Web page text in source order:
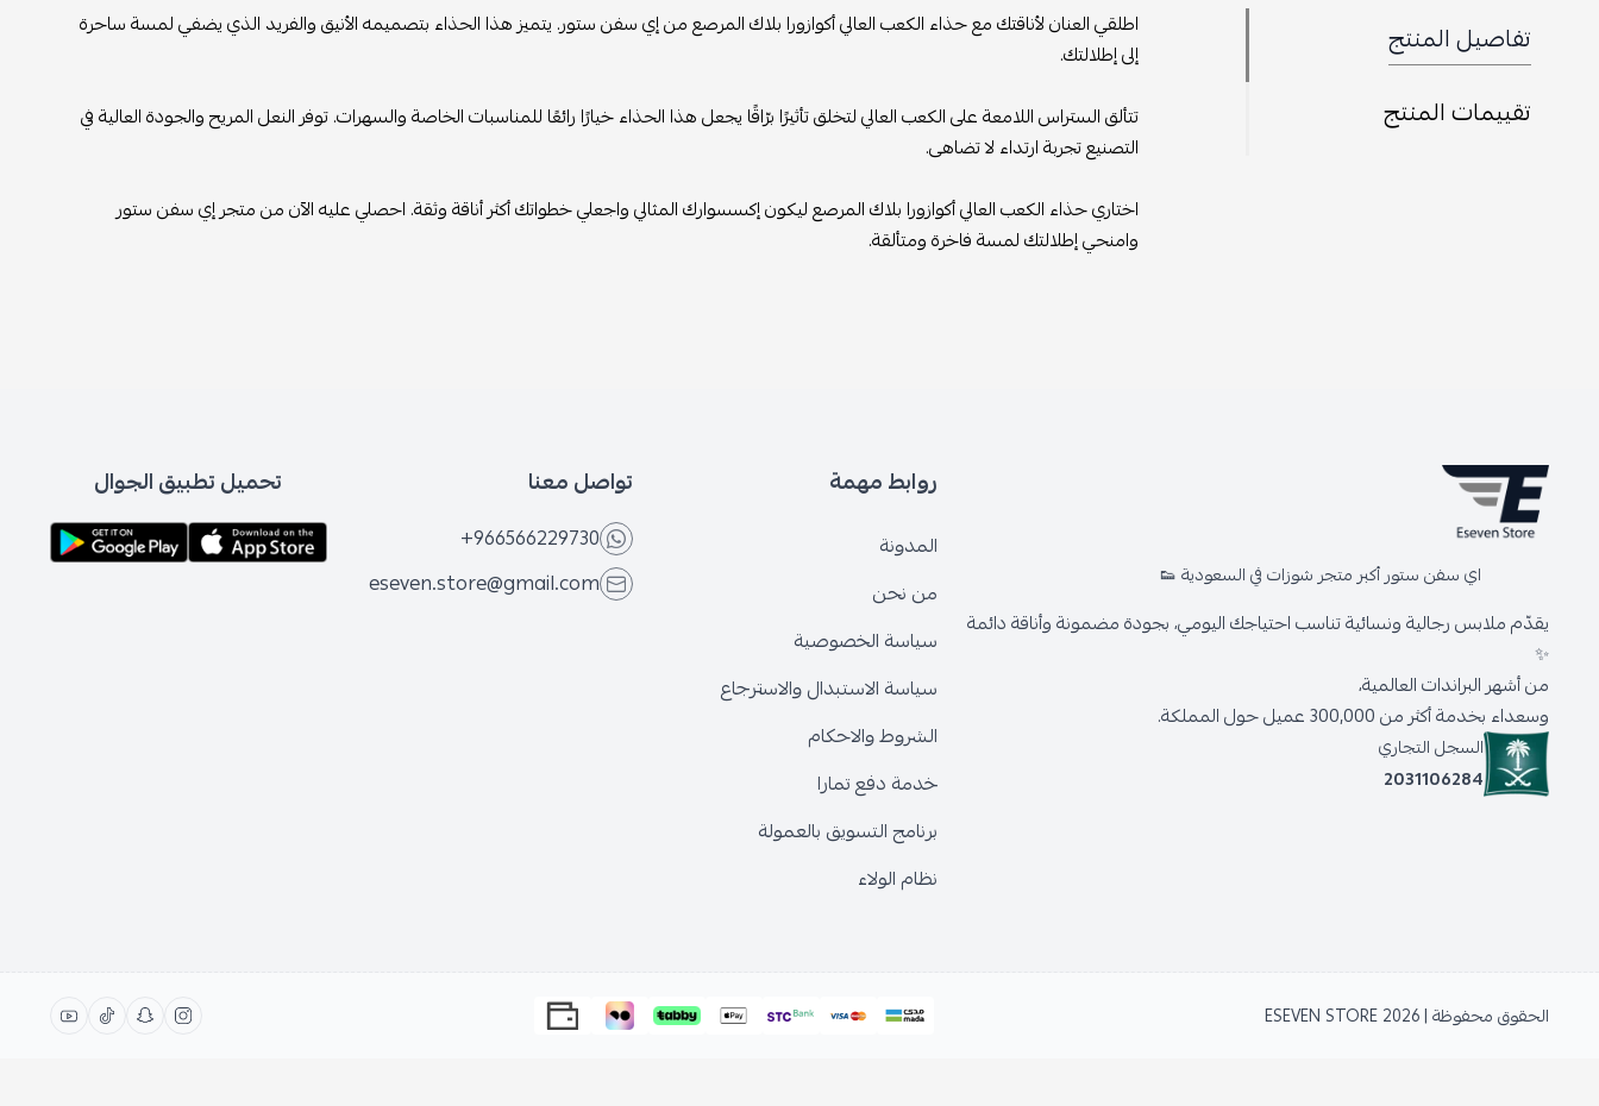
تفاصيل المنتج
تقييمات المنتج
اطلقي العنان لأناقتك مع حذاء الكعب العالي أكوازورا بلاك المرصع من إي سفن ستور. يتميز هذا الحذاء بتصميمه الأنيق والفريد الذي يضفي لمسة ساحرة
إلى إطلالتك.
تتألق الستراس اللامعة على الكعب العالي لتخلق تأثيرًا برّاقًا يجعل هذا الحذاء خيارًا رائعًا للمناسبات الخاصة والسهرات. توفر النعل المريح والجودة العالية في
التصنيع تجربة ارتداء لا تضاهى.
اختاري حذاء الكعب العالي أكوازورا بلاك المرصع ليكون إكسسوارك المثالي واجعلي خطواتك أكثر أناقة وثقة. احصلي عليه الآن من متجر إي سفن ستور
وامنحي إطلالتك لمسة فاخرة ومتألقة.
اي سفن ستور أكبر متجر شوزات في السعودية 👟
يقدّم ملابس رجالية ونسائية تناسب احتياجك اليومي، بجودة مضمونة وأناقة دائمة
✨
من أشهر البراندات العالمية،
وسعداء بخدمة أكثر من 300,000 عميل حول المملكة.
السجل التجاري
2031106284
روابط مهمة
المدونة
من نحن
سياسة الخصوصية
سياسة الاستبدال والاسترجاع
الشروط والاحكام
خدمة دفع تمارا
برنامج التسويق بالعمولة
نظام الولاء
تواصل معنا
+966566229730
eseven.store@gmail.com
تحميل تطبيق الجوال
الحقوق محفوظة | 2026 ESEVEN STORE